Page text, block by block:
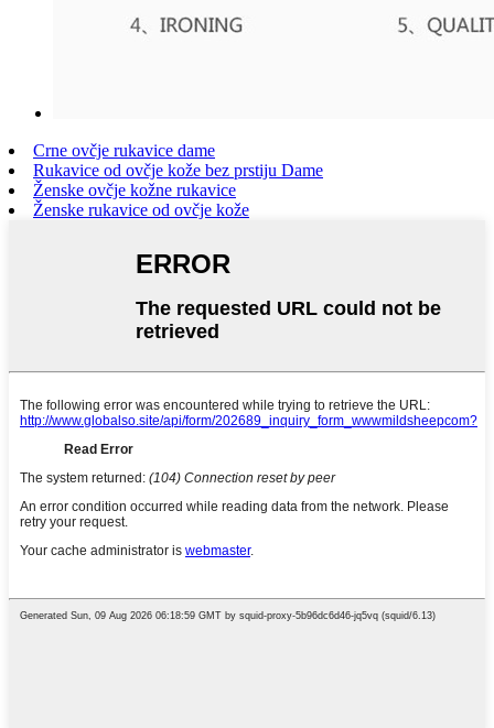
Crne ovčje rukavice dame
Rukavice od ovčje kože bez prstiju Dame
Ženske ovčje kožne rukavice
Ženske rukavice od ovčje kože